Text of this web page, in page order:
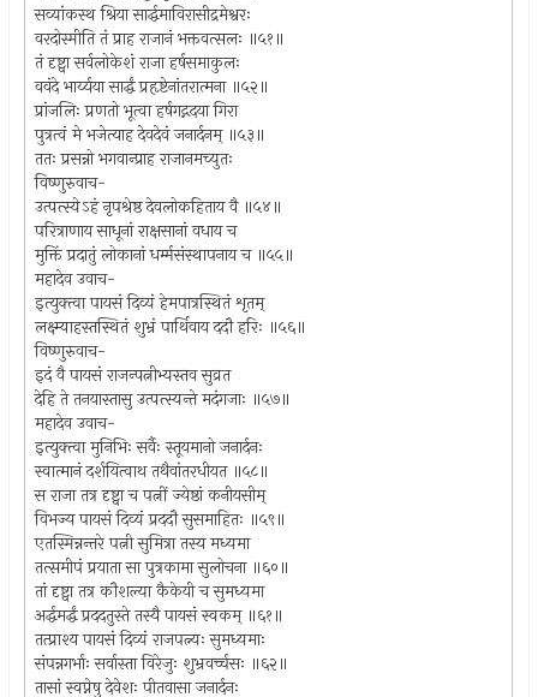
सव्यांकस्थ श्रिया सार्द्धमाविरासीद्रमेश्वरः
वरदोस्मीति तं प्राह राजानं भक्तवत्सलः ॥५१॥
तं दृष्ट्वा सर्वलोकेशं राजा हर्षसमाकुलः
ववंदे भार्य्यया सार्द्धं प्रहृष्टेनांतरात्मना ॥५२॥
प्रांजलिः प्रणतो भूत्वा हर्षगद्गदया गिरा
पुत्रत्वं मे भजेत्याह देवदेवं जनार्दनम् ॥५३॥
ततः प्रसन्नो भगवान्प्राह राजानमच्युतः
विष्णुरुवाच-
उत्पत्स्येऽहं नृपश्रेष्ठ देवलोकहिताय वै ॥५४॥
परित्राणाय साधूनां राक्षसानां वधाय च
मुक्तिं प्रदातुं लोकानां धर्म्मसंस्थापनाय च ॥५५॥
महादेव उवाच-
इत्युक्त्वा पायसं दिव्यं हेमपात्रस्थितं शृतम्
लक्ष्म्याहस्तस्थितं शुभ्रं पार्थिवाय ददौ हरिः ॥५६॥
विष्णुरुवाच-
इदं वै पायसं राजन्पत्नीभ्यस्तव सुव्रत
देहि ते तनयास्तासु उत्पत्स्यन्ते मदंगजाः ॥५७॥
महादेव उवाच-
इत्युक्त्वा मुनिभिः सर्वैः स्तूयमानो जनार्दनः
स्वात्मानं दर्शयित्वाथ तथैवांतरधीयत ॥५८॥
स राजा तत्र दृष्ट्वा च पत्नीं ज्येष्ठां कनीयसीम्
विभज्य पायसं दिव्यं प्रददौ सुसमाहितः ॥५९॥
एतस्मिन्नन्तरे पत्नी सुमित्रा तस्य मध्यमा
तत्समीपं प्रयाता सा पुत्रकामा सुलोचना ॥६०॥
तां दृष्ट्वा तत्र कौशल्या कैकेयी च सुमध्यमा
अर्द्धमर्द्धं प्रददतुस्ते तस्यै पायसं स्वकम् ॥६१॥
तत्प्राश्य पायसं दिव्यं राजपत्न्यः सुमध्यमाः
संपन्नगर्भाः सर्वास्ता विरेजुः शुभ्रवर्च्चसः ॥६२॥
तासां स्वप्नेषु देवेशः पीतवासा जनार्दनः